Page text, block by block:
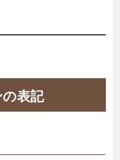
表記